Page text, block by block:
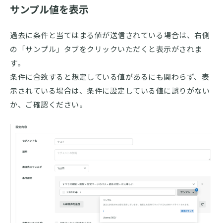
サンプル値を表示
過去に条件と当てはまる値が送信されている場合は、右側
の「サンプル」タブをクリックいただくと表示がされま
す。
条件に合致すると想定している値があるにも関わらず、表
示されている場合は、条件に設定している値に誤りがない
か、ご確認ください。